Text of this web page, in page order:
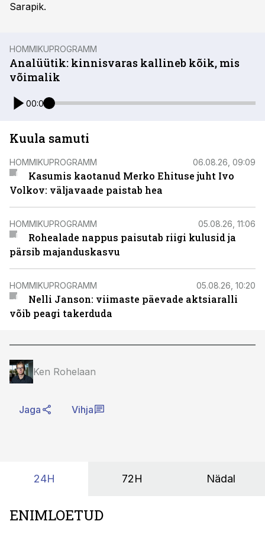
Sarapik.
HOMMIKUPROGRAMM
Analüütik: kinnisvaras kallineb kõik, mis
võimalik
00:00
Kuula samuti
HOMMIKUPROGRAMM 06.08.26, 09:09
Kasumis kaotanud Merko Ehituse juht Ivo
Volkov: väljavaade paistab hea
HOMMIKUPROGRAMM 05.08.26, 11:06
Rohealade nappus paisutab riigi kulusid ja
pärsib majanduskasvu
HOMMIKUPROGRAMM 05.08.26, 10:20
Nelli Janson: viimaste päevade aktsiaralli
võib peagi takerduda
Ken Rohelaan
Jaga Vihja
24H 72H Nädal
ENIMLOETUD